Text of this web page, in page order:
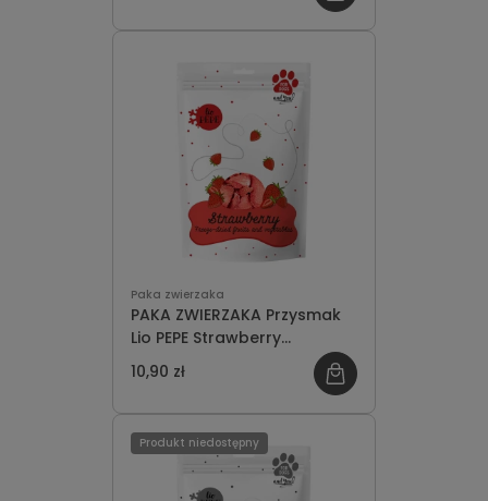
Paka zwierzaka
PAKA ZWIERZAKA Przysmak
Lio PEPE Strawberry
(truskawka) 20g
10,90 zł
Produkt niedostępny